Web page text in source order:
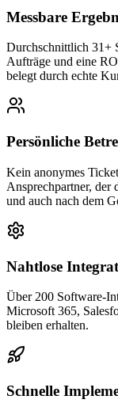
Messbare
Durchschnittlich 31+
Aufträge und eine
belegt durch echte
Persönliche
Kein anonymes
Ansprechpartner, der
und auch nach dem
Nahtlose
Über 200 Software-
Microsoft 365,
bleiben erhalten.
Schnelle